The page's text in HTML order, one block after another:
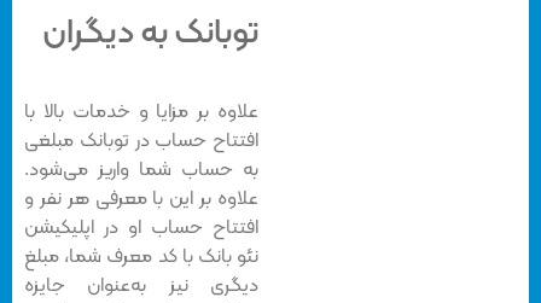
توبانک به دیگران
علاوه بر مزایا و خدمات بالا با
افتتاح حساب در توبانک مبلغی
به حساب شما واریز می‌شود.
علاوه بر این با معرفی هر نفر و
افتتاح حساب او در اپلیکیشن
نئو بانک با کد معرف شما، مبلغ
دیگری نیز به‌عنوان جایزه